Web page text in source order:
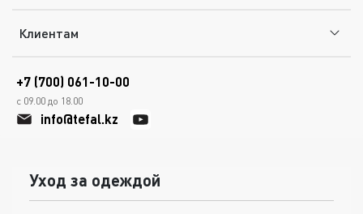
Клиентам
+7 (700) 061-10-00
с 09.00 до 18.00
info@tefal.kz
Уход за одеждой